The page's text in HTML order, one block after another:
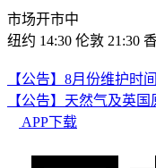
市场开市中
纽约 14:30 伦敦 21:30
【公告】8月份维护时
【公告】天然气及英
APP下载